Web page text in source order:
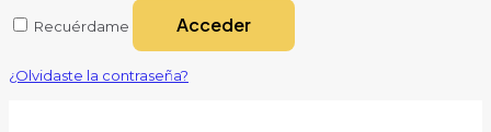
Recuérdame Acceder
¿Olvidaste la contraseña?